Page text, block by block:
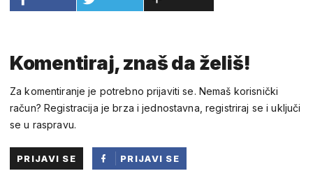
Komentiraj, znaš da želiš!
Za komentiranje je potrebno prijaviti se. Nemaš korisnički
račun? Registracija je brza i jednostavna, registriraj se i uključi
se u raspravu.
PRIJAVI SE
PRIJAVI SE